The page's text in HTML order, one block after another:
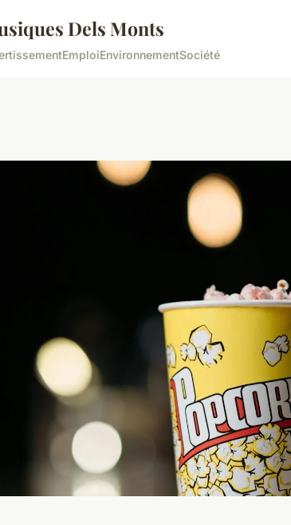
Dels Monts
EmploiEnvironnementSociété